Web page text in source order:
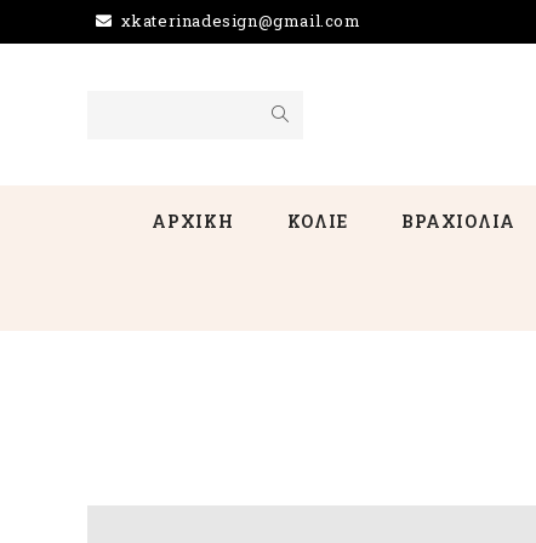
xkaterinadesign@gmail.com
ΑΡΧΙΚΗ ΚΟΛΙΕ ΒΡΑΧΙΟΛΙΑ